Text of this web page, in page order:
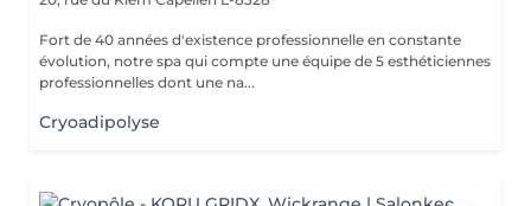
Fort de 40 années d'existence professionnelle en constante
évolution, notre spa qui compte une équipe de 5 esthéticiennes
professionnelles dont une na...
Cryoadipolyse